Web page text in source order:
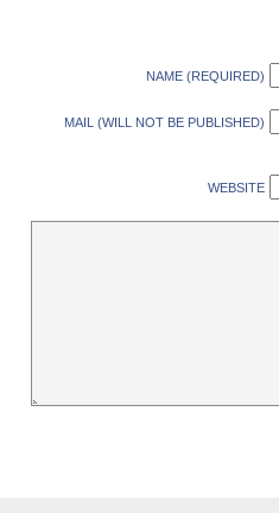
NAME (REQUIRED)
MAIL (WILL NOT BE PUBLISHED)
WEBSITE